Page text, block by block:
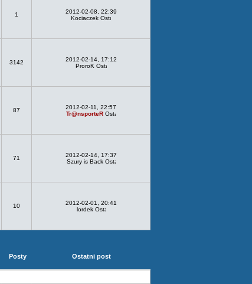
1
2012-02-08, 22:39
Kociaczek
3142
2012-02-14, 17:12
ProroK
87
2012-02-11, 22:57
Tr@nsporteR
71
2012-02-14, 17:37
Szury is Back
10
2012-02-01, 20:41
lordek
Posty Ostatni post